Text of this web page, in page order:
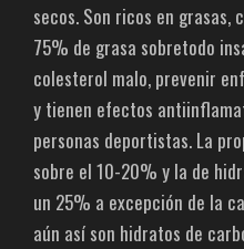
secos. Son ricos en
75% de grasa sobretodo
colesterol malo, prevenir
y tienen efectos
personas deportistas. La
sobre el 10-20% y la de
un 25% a excepción de la
aún así son hidratos de